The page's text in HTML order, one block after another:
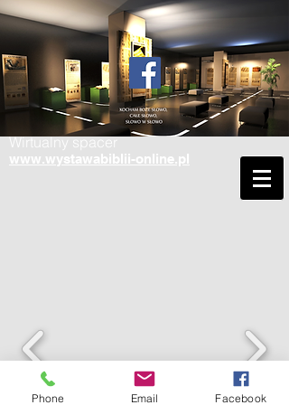
Wirtualny spacer
www.wystawabiblii-online.pl
Phone Email Facebook